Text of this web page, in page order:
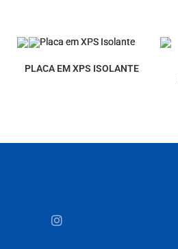
PLACA EM XPS ISOLANTE